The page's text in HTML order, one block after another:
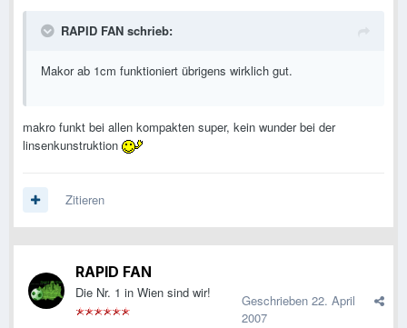
RAPID FAN schrieb:
Makor ab 1cm funktioniert übrigens wirklich gut.
makro funkt bei allen kompakten super, kein wunder bei der
linsenkunstruktion
Zitieren
RAPID FAN
Die Nr. 1 in Wien sind wir! Geschrieben 22. April
2007